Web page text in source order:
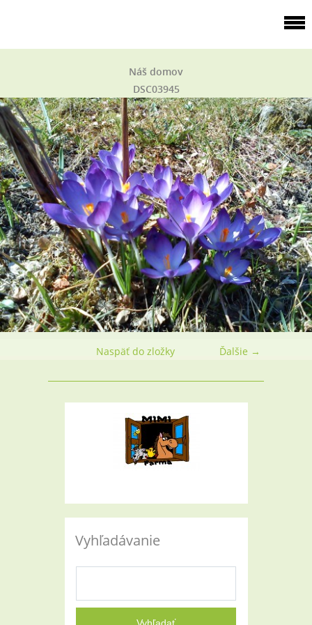
Náš domov
DSC03945
Ďalšie →
Naspäť do zložky
Vyhľadávanie